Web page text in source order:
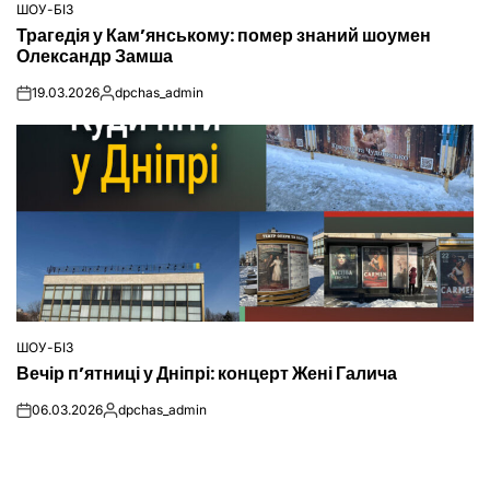
ОПУБЛІКУВАТИ
ШОУ-БІЗ
Трагедія у Кам’янському: помер знаний шоумен
Олександр Замша
on19.03.2026Опубліковано
dpchas_admin
ОПУБЛІКУВАТИ
У
ШОУ-БІЗ
Вечір п’ятниці у Дніпрі: концерт Жені Галича
on06.03.2026Опубліковано
dpchas_admin